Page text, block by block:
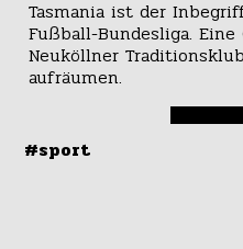
Tasmania ist der
Fußball-Bundesliga.
Neuköllner
aufräumen.
#sport